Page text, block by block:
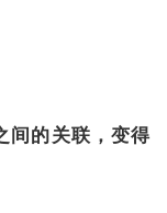
间的关联，变得